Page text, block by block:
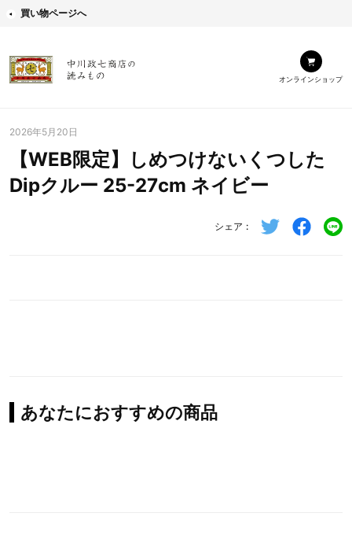
買い物ページへ
オンラインショップ
2026年5月20日
【WEB限定】しめつけないくつした
Dipクルー 25-27cm ネイビー
シェア
あなたにおすすめの商品